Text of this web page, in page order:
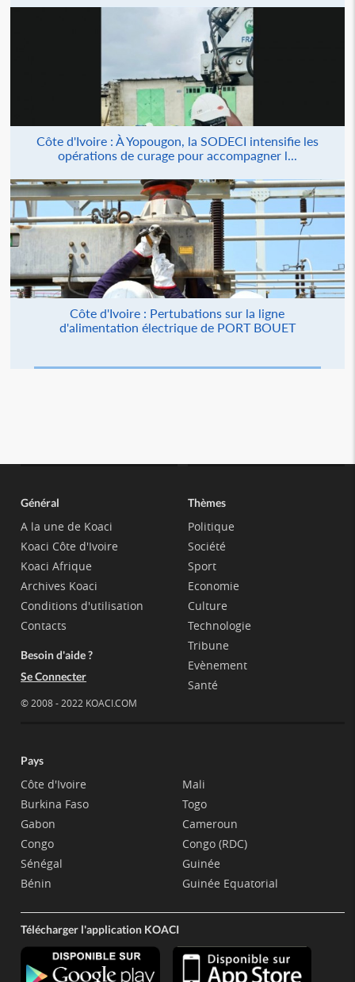
Côte d'Ivoire : À Yopougon, la SODECI intensifie les
opérations de curage pour accompagner l...
Côte d'Ivoire : Pertubations sur la ligne
d'alimentation électrique de PORT BOUET
Général
A la une de Koaci
Koaci Côte d'Ivoire
Koaci Afrique
Archives Koaci
Conditions d'utilisation
Contacts
Besoin d'aide ?
Se Connecter
© 2008 - 2022 KOACI.COM
Thèmes
Politique
Société
Sport
Economie
Culture
Technologie
Tribune
Evènement
Santé
Pays
Côte d'Ivoire
Burkina Faso
Gabon
Congo
Sénégal
Bénin
Mali
Togo
Cameroun
Congo (RDC)
Guinée
Guinée Equatorial
Télécharger l'application KOACI